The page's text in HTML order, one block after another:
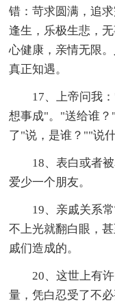
错：苛求圆满，追
逢生，乐极生悲，
心健康，亲情无限
真正知遇。
17、上帝问我
想事成"。"送给谁
了"说，是谁？""说
18、表白或者
爱少一个朋友。
19、亲戚关系
不上光就翻白眼，
戚们造成的。
20、这世上有
量，凭白忍受了不必